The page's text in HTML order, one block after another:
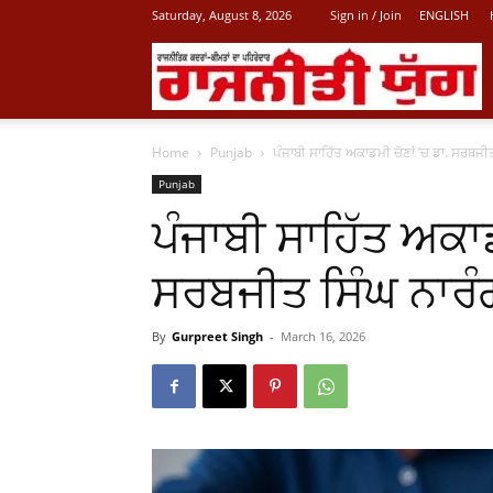
Saturday, August 8, 2026 Sign in / Join ENGLISH
Home Punjab ਪੰਜਾਬੀ ਸਾਹਿੱਤ ਅਕਾਡਮੀ ਚੋਣਾਂ ’ਚ ਡਾ.
Punjab
ਪੰਜਾਬੀ ਸਾਹਿੱਤ
ਸਰਬਜੀਤ ਸਿੰਘ
By Gurpreet Singh - March 16, 2026